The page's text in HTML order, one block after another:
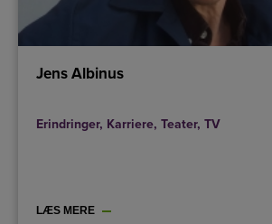
Jens Albinus
Erindringer, Karriere, Teater, TV
LÆS MERE